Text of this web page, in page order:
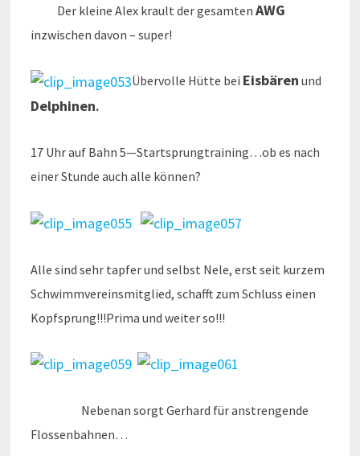
Der kleine Alex krault der gesamten AWG
inzwischen davon – super!
Übervolle Hütte bei Eisbären und
Delphinen.
17 Uhr auf Bahn 5—Startsprungtraining…ob es nach
einer Stunde auch alle können?
Alle sind sehr tapfer und selbst Nele, erst seit kurzem
Schwimmvereinsmitglied, schafft zum Schluss einen
Kopfsprung!!!Prima und weiter so!!!
Nebenan sorgt Gerhard für anstrengende
Flossenbahnen…